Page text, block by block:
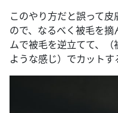
このやり方だと誤って
ので、なるべく被毛を
ムで被毛を逆立てて、
ような感じ）でカットす